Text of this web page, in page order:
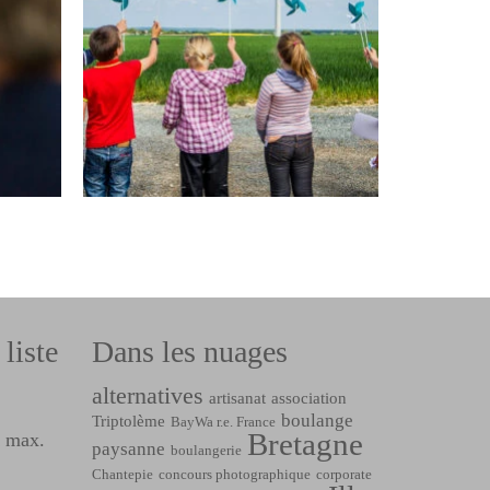
liste
Dans les nuages
alternatives artisanat association
Triptolème BayWa r.e. France boulange
paysanne boulangerie Bretagne
Chantepie concours photographique corporate